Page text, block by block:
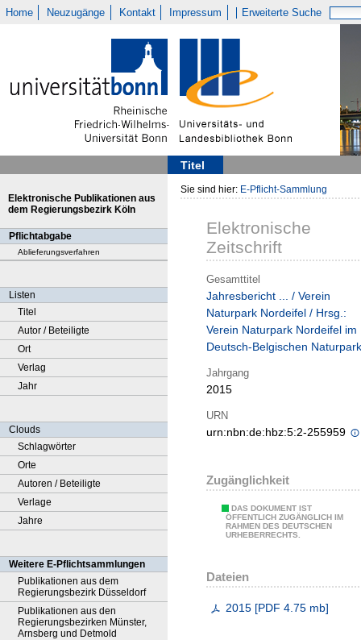
Home Neuzugänge Kontakt Impressum Erweiterte Suche
Titel
Elektronische Publikationen aus
dem Regierungsbezirk Köln
Pflichtabgabe
Ablieferungsverfahren
Listen
Titel
Autor / Beteiligte
Ort
Verlag
Jahr
Clouds
Schlagwörter
Orte
Autoren / Beteiligte
Verlage
Jahre
Weitere E-Pflichtsammlungen
Publikationen aus dem
Regierungsbezirk Düsseldorf
Publikationen aus den
Regierungsbezirken Münster,
Arnsberg und Detmold
Sie sind hier: E-Pflicht-Sammlung
Elektronische
Zeitschrift
Gesamttitel
Jahresbericht ... / Verein
Naturpark Nordeifel / Hrsg.:
Verein Naturpark Nordeifel im
Deutsch-Belgischen Naturpark
Jahrgang
2015
URN
urn:nbn:de:hbz:5:2-255959
Zugänglichkeit
DAS DOKUMENT IST
ÖFFENTLICH ZUGÄNGLICH IM
RAHMEN DES DEUTSCHEN
URHEBERRECHTS.
Dateien
2015 [PDF 4.75 mb]